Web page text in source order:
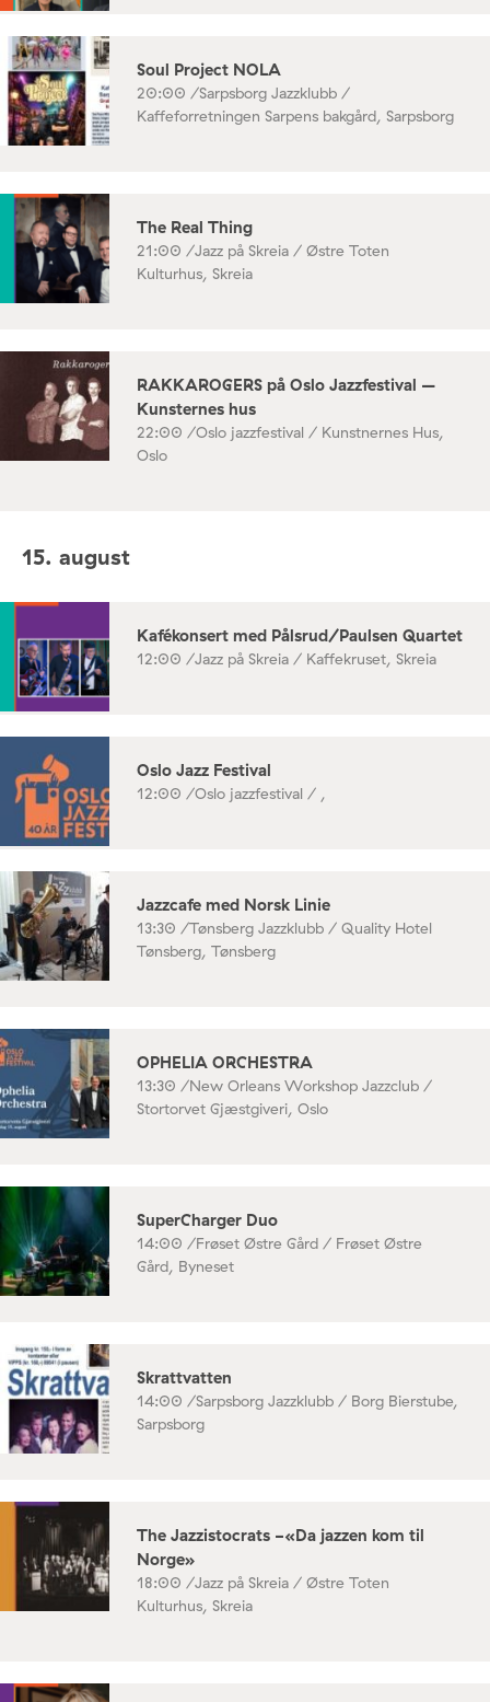
Soul Project NOLA
20:00 /Sarpsborg Jazzklubb /
Kaffeforretningen Sarpens bakgård, Sarpsborg
The Real Thing
21:00 /Jazz på Skreia / Østre Toten
Kulturhus, Skreia
RAKKAROGERS på Oslo Jazzfestival –
Kunsternes hus
22:00 /Oslo jazzfestival / Kunstnernes Hus,
Oslo
15. august
Kafékonsert med Pålsrud/Paulsen Quartet
12:00 /Jazz på Skreia / Kaffekruset, Skreia
Oslo Jazz Festival
12:00 /Oslo jazzfestival / ,
Jazzcafe med Norsk Linie
13:30 /Tønsberg Jazzklubb / Quality Hotel
Tønsberg, Tønsberg
OPHELIA ORCHESTRA
13:30 /New Orleans Workshop Jazzclub /
Stortorvet Gjæstgiveri, Oslo
SuperCharger Duo
14:00 /Frøset Østre Gård / Frøset Østre
Gård, Byneset
Skrattvatten
14:00 /Sarpsborg Jazzklubb / Borg Bierstube,
Sarpsborg
The Jazzistocrats -«Da jazzen kom til
Norge»
18:00 /Jazz på Skreia / Østre Toten
Kulturhus, Skreia